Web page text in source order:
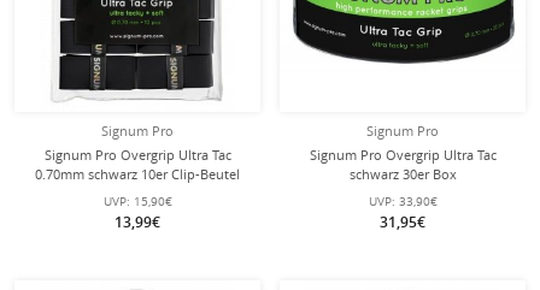
Signum Pro
Signum Pro Overgrip Ultra Tac
0.70mm schwarz 10er Clip-Beutel
UVP: 15,90€
13,99€
Signum Pro
Signum Pro Overgrip Ultra Tac
schwarz 30er Box
UVP: 33,90€
31,95€